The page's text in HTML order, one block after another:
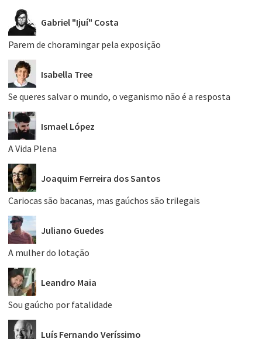
Gabriel "Ijuí" Costa
Parem de choramingar pela exposição
Isabella Tree
Se queres salvar o mundo, o veganismo não é a resposta
Ismael López
A Vida Plena
Joaquim Ferreira dos Santos
Cariocas são bacanas, mas gaúchos são trilegais
Juliano Guedes
A mulher do lotação
Leandro Maia
Sou gaúcho por fatalidade
Luís Fernando Veríssimo